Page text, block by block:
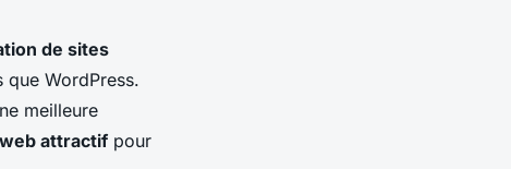
de sites
WordPress.
meilleure
attractif pour